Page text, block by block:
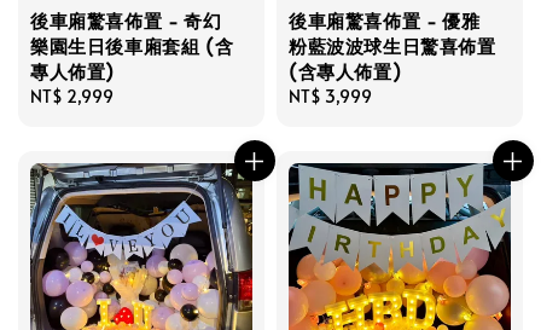
後車廂驚喜佈置 - 奇幻
樂園生日後車廂套組 (含
專人佈置)
Regular
NT$ 2,999
後車廂驚喜佈置 - 優雅
粉藍波波球生日驚喜佈置
(含專人佈置)
Regular
NT$ 3,999